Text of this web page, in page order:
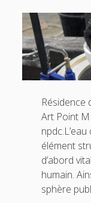
Résidence
Art Point M
élément
d’abord
humain.
sphère